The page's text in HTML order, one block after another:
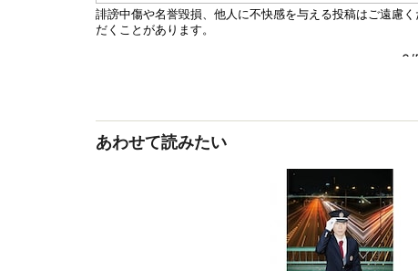
あわせて読みたい